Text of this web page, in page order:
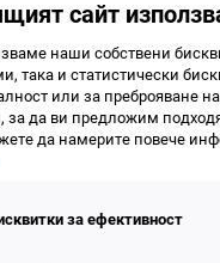
услуги
сдобиете
сайт
наши собствени
така и статистически
или за преброяване
за да ви предложим
да намерите повече
за ефективност